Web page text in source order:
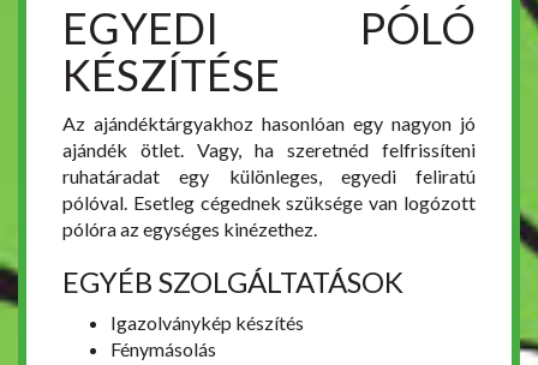
EGYEDI PÓLÓ
KÉSZÍTÉSE
Az ajándéktárgyakhoz hasonlóan egy nagyon jó
ajándék ötlet. Vagy, ha szeretnéd felfrissíteni
ruhatáradat egy különleges, egyedi feliratú
pólóval. Esetleg cégednek szüksége van logózott
pólóra az egységes kinézethez.
EGYÉB SZOLGÁLTATÁSOK
Igazolványkép készítés
Fénymásolás